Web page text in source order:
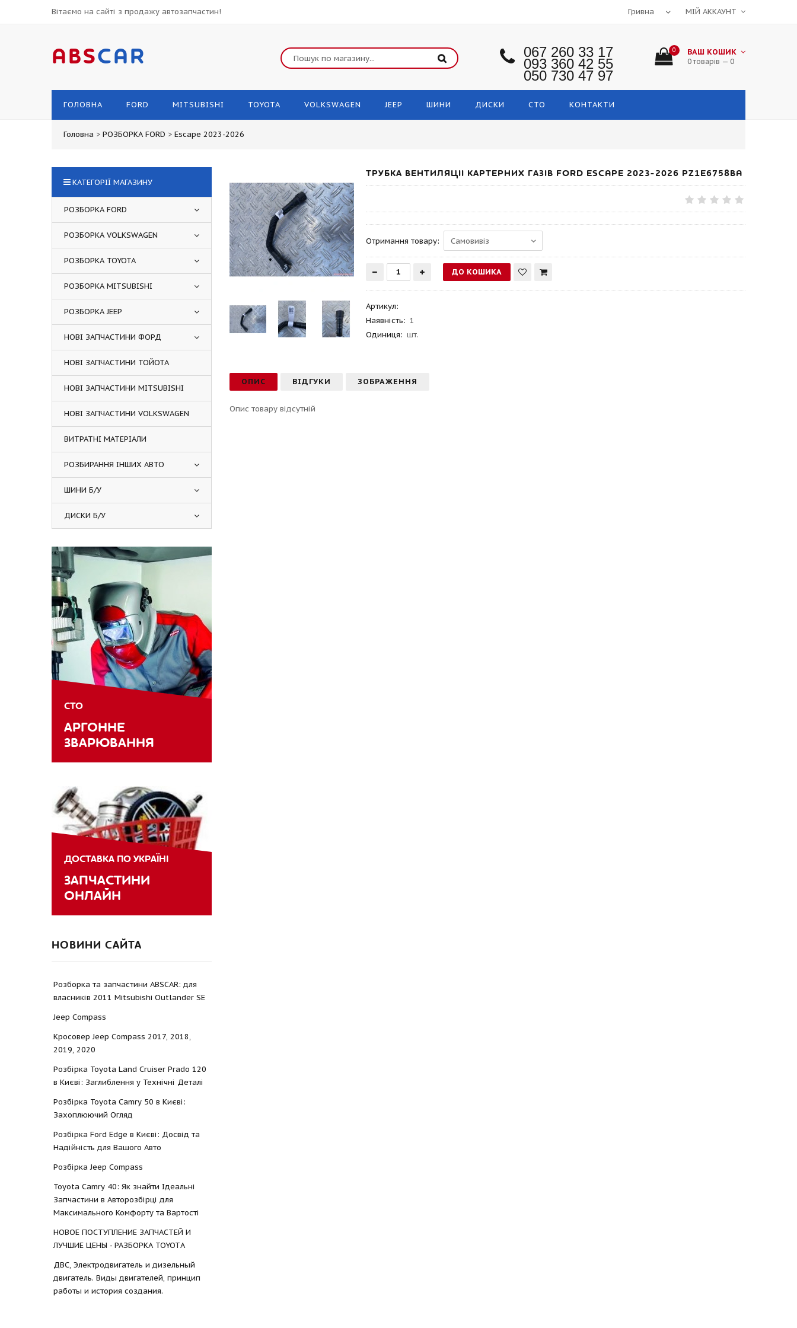
Вітаємо на сайті з продажу автозапчастин! МІЙ АККАУНТ
ABSCAR 067 260 33 17
093 360 42 55
050 730 47 97
0 ВАШ КОШИК
0 товарів — 0
ГОЛОВНА FORD MITSUBISHI TOYOTA VOLKSWAGEN JEEP ШИНИ ДИСКИ СТО КОНТАКТИ
Головна > РОЗБОРКА FORD > Escape 2023-2026
ТРУБКА ВЕНТИЛЯЦІІ КАРТЕРНИХ ГАЗІВ FORD ESCAPE 2023-2026 PZ1E6758BA
Отримання товару:
Артикул:
Наявність: 1
Одиниця: шт.
ОПИС ВІДГУКИ ЗОБРАЖЕННЯ
Опис товару відсутній
КАТЕГОРІЇ МАГАЗИНУ
РОЗБОРКА FORD
РОЗБОРКА VOLKSWAGEN
РОЗБОРКА TOYOTA
РОЗБОРКА MITSUBISHI
РОЗБОРКА JEEP
НОВІ ЗАПЧАСТИНИ ФОРД
НОВІ ЗАПЧАСТИНИ ТОЙОТА
НОВІ ЗАПЧАСТИНИ MITSUBISHI
НОВІ ЗАПЧАСТИНИ VOLKSWAGEN
ВИТРАТНІ МАТЕРІАЛИ
РОЗБИРАННЯ ІНШИХ АВТО
ШИНИ Б/У
ДИСКИ Б/У
СТО
АРГОННЕ
ЗВАРЮВАННЯ
ДОСТАВКА ПО УКРАЇНІ
ЗАПЧАСТИНИ
ОНЛАЙН
НОВИНИ САЙТА
Розборка та запчастини ABSCAR: для
власників 2011 Mitsubishi Outlander SE
Jeep Compass
Кросовер Jeep Compass 2017, 2018,
2019, 2020
Розбірка Toyota Land Cruiser Prado 120
в Києві: Заглиблення у Технічні Деталі
Розбірка Toyota Camry 50 в Києві:
Захоплюючий Огляд
Розбірка Ford Edge в Києві: Досвід та
Надійність для Вашого Авто
Розбірка Jeep Compass
Toyota Camry 40: Як знайти Ідеальні
Запчастини в Авторозбірці для
Максимального Комфорту та Вартості
НОВОЕ ПОСТУПЛЕНИЕ ЗАПЧАСТЕЙ И
ЛУЧШИЕ ЦЕНЫ - РАЗБОРКА TOYOTА
ДВС, Электродвигатель и дизельный
двигатель. Виды двигателей, принцип
работы и история создания.